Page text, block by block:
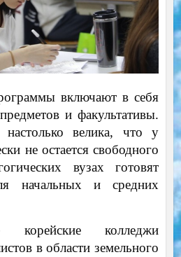
включают в себя
и факультативы.
велика, что у
не остается свободного
вузах готовят
начальных и средних
корейские колледжи
в области земельного